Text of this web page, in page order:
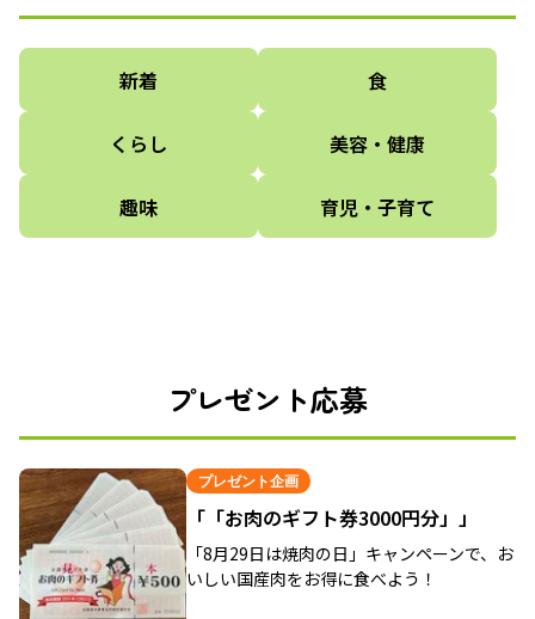
新着 食
くらし 美容・健康
趣味 育児・子育て
プレゼント応募
プレゼント企画
「「お肉のギフト券3000円分」」
「8月29日は焼肉の日」キャンペーンで、お
いしい国産肉をお得に食べよう！